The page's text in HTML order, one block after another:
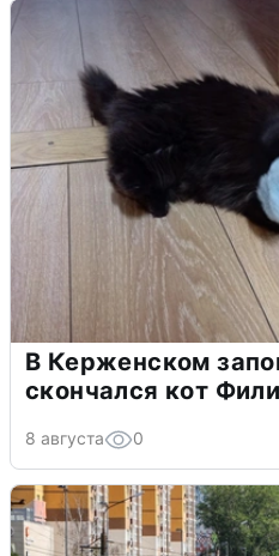
В Керженском
скончался кот
8 августа 0